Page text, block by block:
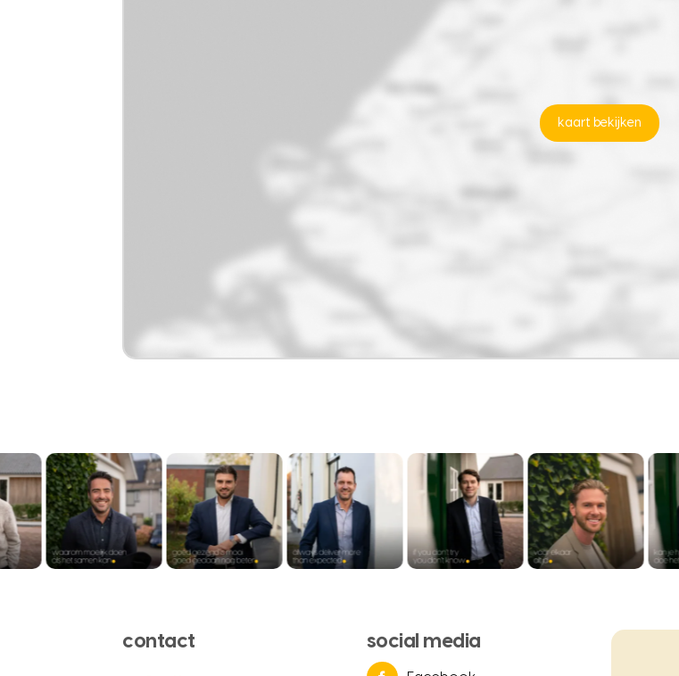
kaart bekijken
contact social media